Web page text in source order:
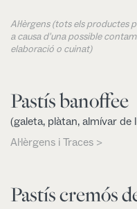
Al·lèrgens (tots els productes
a causa d'una possible
elaboració o cuinat)
Pastís banoffee
(galeta, plàtan, almívar de
Al·lèrgens i Traces >
Pastís cremós